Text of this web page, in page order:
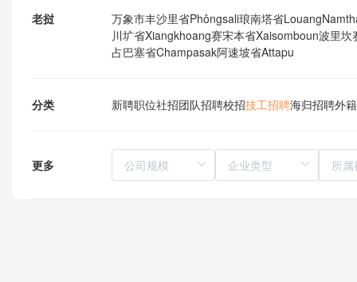
老挝 万象市丰沙里省Phôngsali琅南塔省
川圹省Xiangkhoang赛宋本省Xaisomboun波里坎
占巴塞省Champasak阿速坡省Attapu
分类 新聘职位社招团队招聘校招技工招聘海归招聘外
更多 所